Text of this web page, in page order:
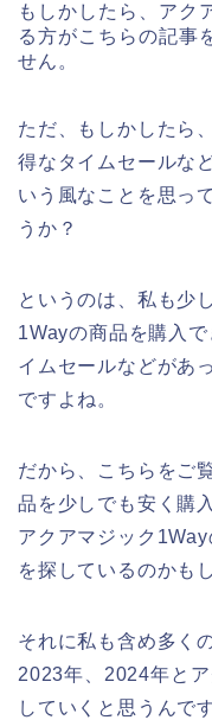
もしかしたら、アク
る方がこちらの記事
せん。
ただ、もしかしたら
得なタイムセールな
いう風なことを思っ
うか？
というのは、私も少
1Wayの商品を購入
イムセールなどがあ
ですよね。
だから、こちらをご
品を少しでも安く購
アクアマジック
を探しているのかも
それに私も含め多く
2023年、2024年と
していくと思うんで